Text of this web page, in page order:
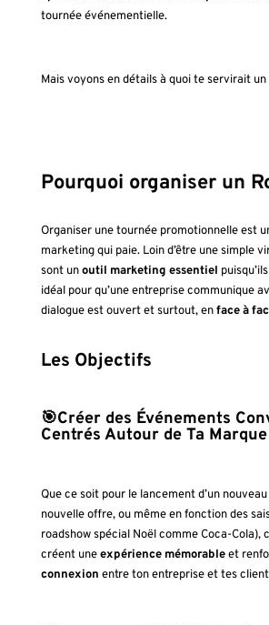
tournée événementielle.
Mais voyons en détails à quoi te servirait un
Pourquoi organiser un
Organiser une tournée promotionnelle est
marketing qui paie. Loin d’être une simple
sont unoutil marketing essentiel
idéal pour qu’une entreprise communique
dialogue est ouvert et surtout, enface à
Les Objectifs
🎯Créer des Événements
Centrés Autour de Ta Marque
Que ce soit pour le lancement d’un
nouvelle offre, ou même en fonction des
roadshow spécial Noël comme Coca-Cola),
créent uneexpérience mémorableet
connexion entre ton entreprise et tes